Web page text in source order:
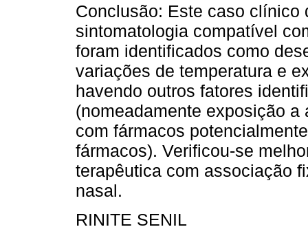
Conclusão: Este caso clínico
sintomatologia compatível
foram identificados como
variações de temperatura e
havendo outros fatores
(nomeadamente exposição
com fármacos
fármacos). Verificou-se
terapêutica com associação
nasal.
RINITE SENIL